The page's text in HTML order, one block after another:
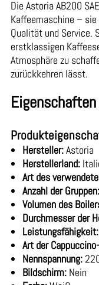
Die Astoria AB200
Kaffeemaschine –
Qualität und Service.
erstklassigen
Atmosphäre zu
zurückkehren lässt.
Eigenschaften
Hersteller:Astoria
Herstellerland:
Art des
Anzahl der Gruppen:
Volumen des
Durchmesser der
Leistungsfähigkeit:
Art der
Nennspannung:
Bildschirm: Nein